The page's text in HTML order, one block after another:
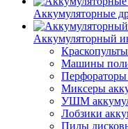
Аккумуляторные
Аккумуляторный
Машины
Перфораторы
Миксеры
УШМ
Лобзики
Пилы